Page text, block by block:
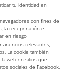
tu identidad en
con fines de
la recuperación e
en riesgo
anuncios relevantes,
La cookie también
web en sitios que
sociales de Facebook.